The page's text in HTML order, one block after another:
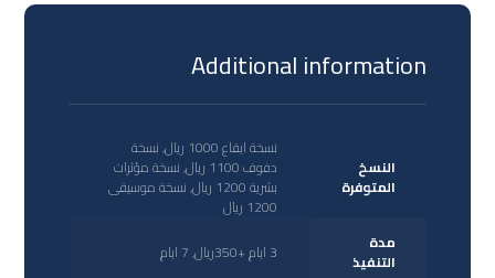
Additional information
النسخ
المتوفرة
نسخة ايقاع 1000 ريال, نسخة
دفوف 1100 ريال, نسخة مؤثرات
بشرية 1200 ريال, نسخة موسيقى
1200 ريال
مدة
التنفيذ 3 ايام +350ريال, 7 ايام